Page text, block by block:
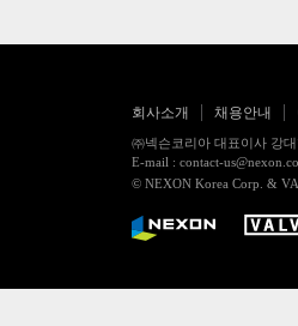
회사소개 채용안내
㈜넥슨코리아 대표이사 강
E-mail : contact-
© NEXON Korea Corp. &